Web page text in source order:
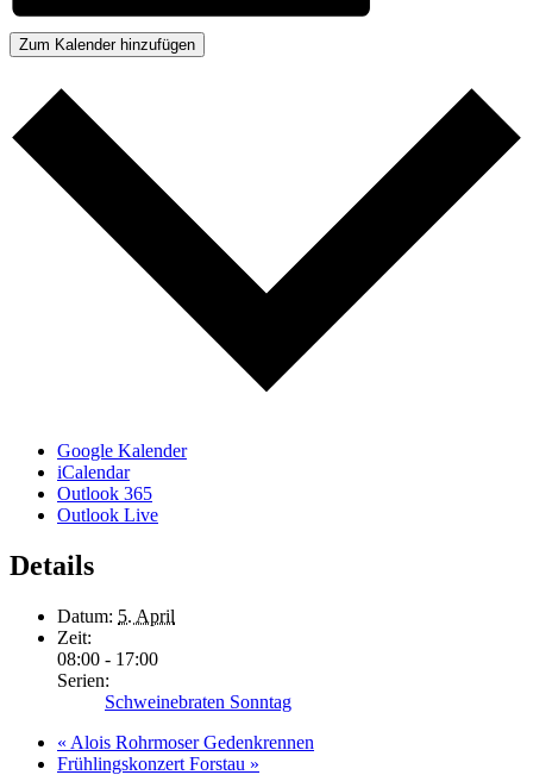
Zum Kalender hinzufügen
Google Kalender
iCalendar
Outlook 365
Outlook Live
Details
Datum: 5. April
Zeit:
08:00 - 17:00
Serien:
Schweinebraten Sonntag
« Alois Rohrmoser Gedenkrennen
Frühlingskonzert Forstau »